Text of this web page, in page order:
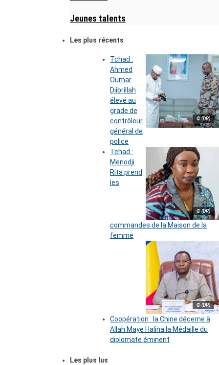
Jeunes talents
Les plus récents
© (DR)
Tchad :
Ahmed
Oumar
Djibrillah
élevé au
grade de
contrôleur
général de
police
© (DR)
Tchad :
Menodji
Rita prend
les
commandes de la Maison de la
femme
© (DR)
Coopération : la Chine décerne à
Allah Maye Halina la Médaille du
diplomate éminent
Les plus lus